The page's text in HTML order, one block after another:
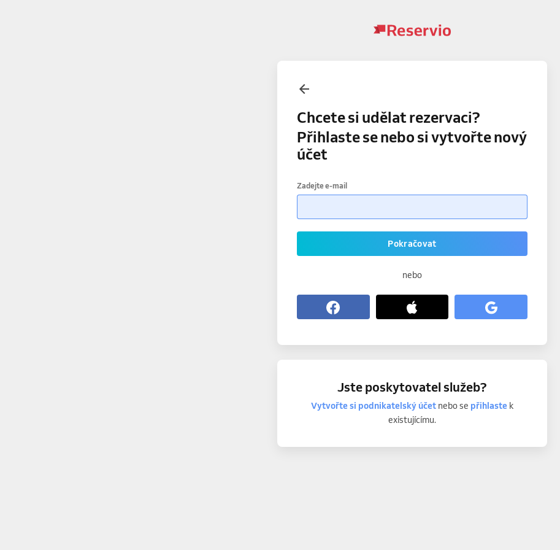
Chcete si udělat rezervaci?
Přihlaste se nebo si vytvořte nový
účet
Zadejte e-mail
Pokračovat
nebo
Jste poskytovatel služeb?
Vytvořte si podnikatelský účetnebo se přihlastek
existujícímu.